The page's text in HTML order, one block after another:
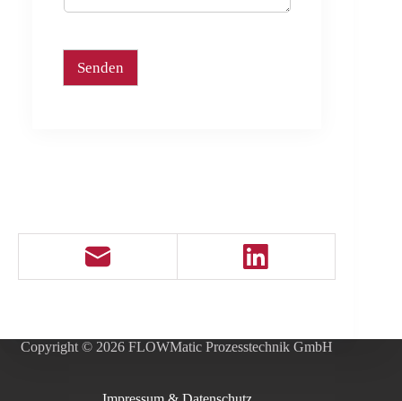
Senden
Copyright © 2026 FLOWMatic Prozesstechnik GmbH